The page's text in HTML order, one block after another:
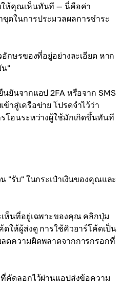
ให้คุณเห็นทันที — นี่คือค่า
ดในการประมวลผลการชำระ
กษรของที่อยู่อย่างละเอียด หาก
น"
ยันจากแอป 2FA หรือจาก SMS
าสู่เครือข่าย โปรดจำไว้ว่า
โอนระหว่างผู้ใช้มักเกิดขึ้นทันที
"รับ" ในกระเป๋าเงินของคุณและ
ห็นที่อยู่เฉพาะของคุณ คลิกปุ่ม
ให้ผู้ส่งดู การใช้คิวอาร์โค้ดเป็น
ดความผิดพลาดจากการกรอกที่
คัดลอกไว้ผ่านแอปส่งข้อความ